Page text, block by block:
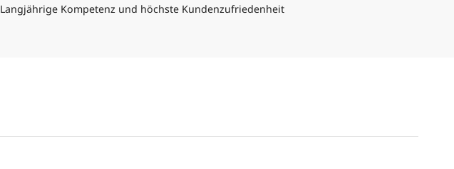
Langjährige Kompetenz und höchste Kundenzufriedenheit